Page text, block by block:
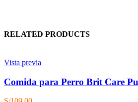
RELATED PRODUCTS
Vista previa
Comida para Perro Brit Care